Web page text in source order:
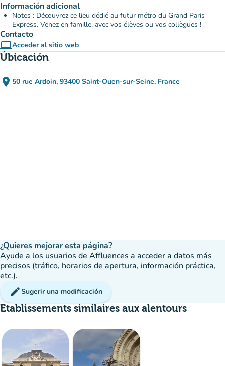
Información adicional
Notes : Découvrez ce lieu dédié au futur métro du Grand Paris
Express. Venez en famille, avec vos élèves ou vos collègues !
Contacto
computerAcceder al sitio web
(nueva pestaña)
Úbicación
place 50 rue Ardoin, 93400 Saint-Ouen-sur-Seine, France
(abrir en Google Maps)
(nueva pestaña)
¿Quieres mejorar esta página?
Ayude a los usuarios de Affluences a acceder a datos más
precisos (tráfico, horarios de apertura, información práctica,
etc.).
editSugerir una modificación
Etablissements similaires aux alentours